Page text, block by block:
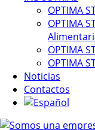
OPTIMA
OPTIMA
OPTIMA
OPTIMA
Noticias
Contactos